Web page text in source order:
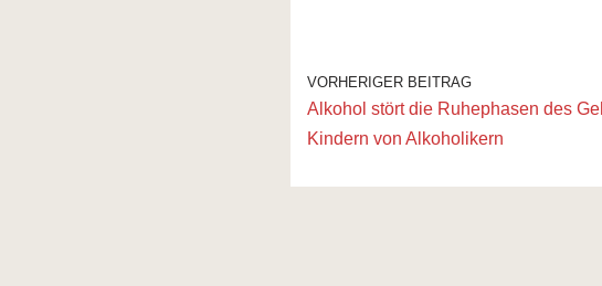
VORHERIGER BEITRAG
Alkohol stört die Ruhephasen des
Kindern von Alkoholikern